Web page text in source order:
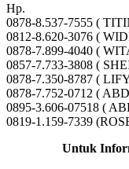
Hp.
0878-8.537-7555 (
0812-8.620-3076 (
0878-7.899-4040 (
0857-7.733-3808 (
0878-7.350-8787 (
0878-7.752-0712 (
0895-3.606-07518 (
0819-1.159-7339
Untuk